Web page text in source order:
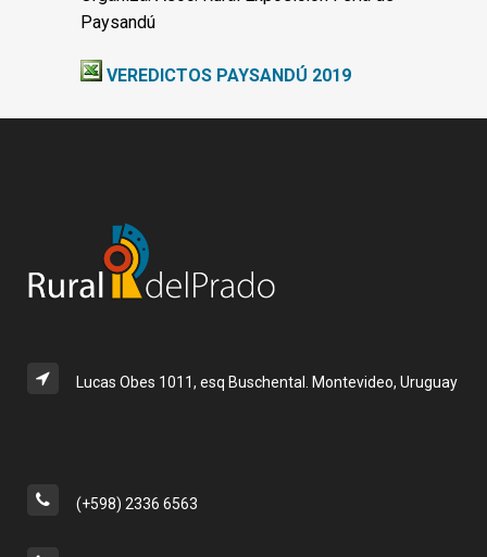
Paysandú
VEREDICTOS PAYSANDÚ 2019
Lucas Obes 1011, esq Buschental. Montevideo, Uruguay
(+598) 2336 6563